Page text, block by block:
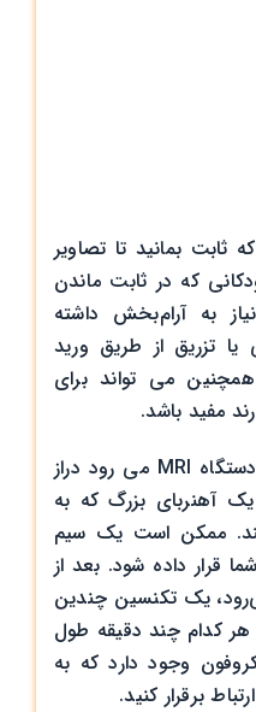
بمانید تا تصاویر
که در ثابت ماندن
به آرام‌بخش داشته
تزریق از طریق ورید
می تواند برای
مفید باشد.
شما روی میزی که به داخل دستگاه MRI می رود دراز
آهنربای بزرگ که به
ممکن است یک سیم
قرار داده شود. بعد از
یک تکنسین چندین
هر کدام چند دقیقه طول
وجود دارد که به
برقرار کنید.